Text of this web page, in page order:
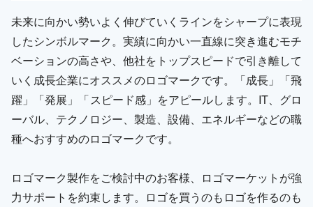
未来に向かい勢いよく伸びていくラインをシャープに表現
したシンボルマーク。実績に向かい一直線に突き進むモチ
ベーションの高さや、他社をトップスピードで引き離して
いく成長企業にオススメのロゴマークです。「成長」「飛
躍」「発展」「スピード感」をアピールします。IT、グロ
ーバル、テクノロジー、製造、設備、エネルギーなどの職
種へおすすめのロゴマークです。
ロゴマーク製作をご検討中のお客様、ロゴマーケットが強
力サポートを約束します。ロゴを買うのもロゴを作るのも